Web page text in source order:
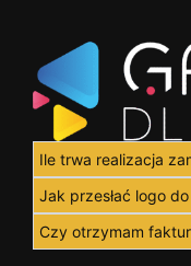
Ile trwa realizacja
Jak przesłać logo
Czy otrzymam